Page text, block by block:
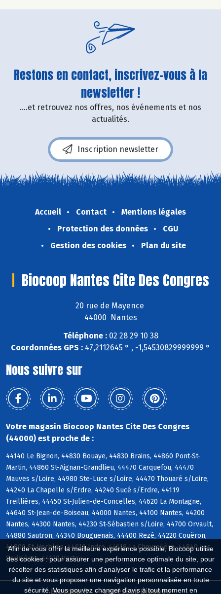
Afin de vous offrir la meilleure expérience possible, Biocoop utilise
des cookies : pour assurer une performance optimale du site, pour
récolter des statistiques afin d'analyser le trafic et la performance
du site et vous proposer une navigation personnalisée en toute
sécurité. Vous pouvez changer d'avis à tout moment en
Restons en contact, inscrivez-vous à la
newsletter !
....et retrouvez nos offres, nos événements et nos
actualités.
Inscription newsletter
Accueil Contact
Mentions légales
Protection des données
CGU
Gestion des cookies
Plan du site
Biocoop Nantes Cite Des Congres
20 rue de Mayence
44000 Nantes
Téléphone :02 28 29 10 38
Coordonnées GPS : 47,2112645 ° , -1,54530829999999 °
Nous suivre sur
Votre magasin Biocoop Nantes Cite Des Congres
(44000) est proche de :
44140 Le Bignon, 44830 Bouaye, 44830 Brains, 44860 Pont-St-
Martin, 44860 St-Aignan-Grandlieu, 44470 Carquefou, 44470
Mauves s/Loire, 44980 Ste-Luce s/Loire, 44470 Thouaré s/Loire,
44240 La Chapelle s/Erdre, 44240 Sucé s/Erdre, 44119
Treillières, 44450 St-Julien-de-Concelles, 44620 La Montagne,
44640 St-Jean-de-Boiseau, 44000 Nantes, 44100 Nantes, 44200
Nantes, 44300 Nantes, 44230 St-Sébastien s/Loire, 44700 Orvault,
44880 Sautron, 44340 Bouguenais, 44400 Rezé, 44220 Couëron,
44800 St-Herblain, 44610 Indre, 44118 La Chevrolière, 44840 Les
Sorinières, 44120 Vertou
Biocoop.fr Le réseau Biocoop